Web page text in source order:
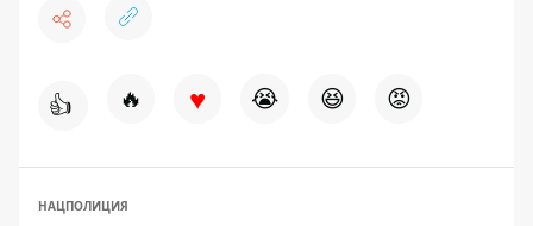
👍 🔥 ♥ 😭 😆 😡
НАЦПОЛИЦИЯ